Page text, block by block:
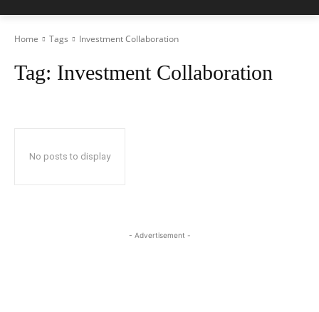
Home Tags Investment Collaboration
Tag: Investment Collaboration
No posts to display
- Advertisement -